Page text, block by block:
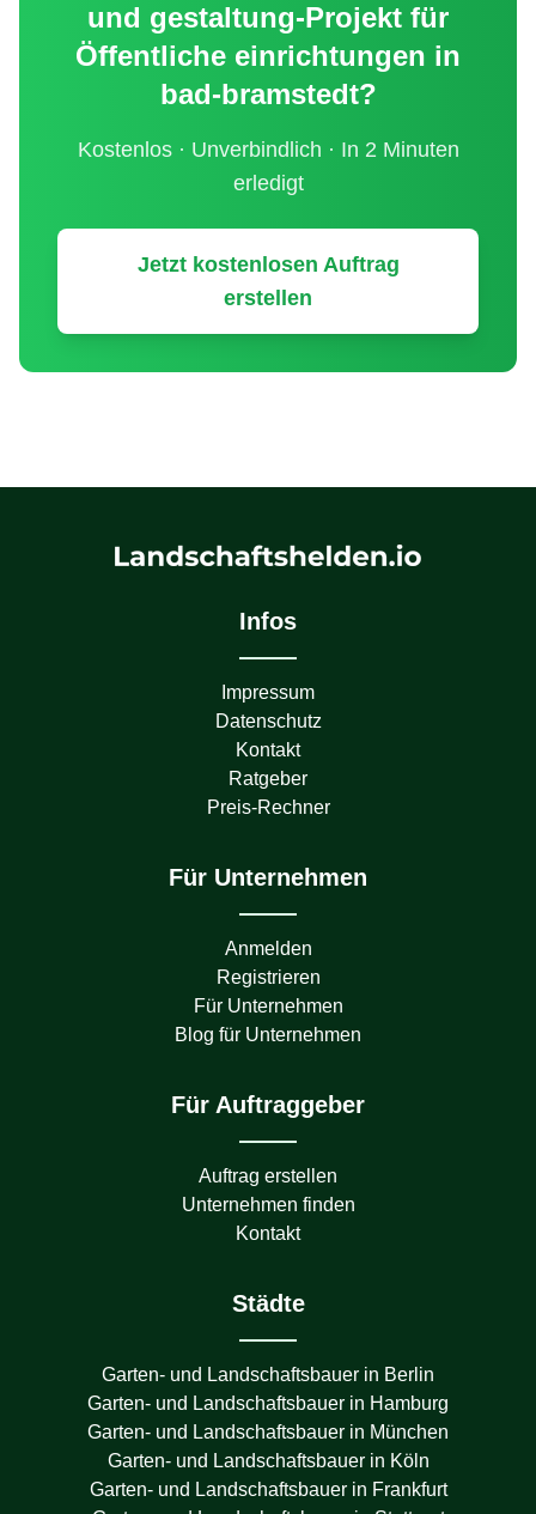
und gestaltung-Projekt für
Öffentliche einrichtungen in
bad-bramstedt?
Kostenlos · Unverbindlich · In 2 Minuten
erledigt
Jetzt kostenlosen Auftrag
erstellen
Infos
Impressum
Datenschutz
Kontakt
Ratgeber
Preis-Rechner
Für Unternehmen
Anmelden
Registrieren
Für Unternehmen
Blog für Unternehmen
Für Auftraggeber
Auftrag erstellen
Unternehmen finden
Kontakt
Städte
Garten- und Landschaftsbauer in Berlin
Garten- und Landschaftsbauer in Hamburg
Garten- und Landschaftsbauer in München
Garten- und Landschaftsbauer in Köln
Garten- und Landschaftsbauer in Frankfurt